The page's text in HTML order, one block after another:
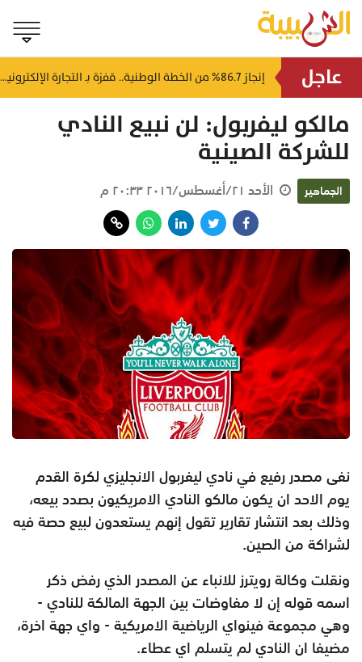
عاجل منذ ٤ ساعات إنجاز 86.7% من الخطة الوطنية.. قفزة بـ التجارة الإلكترونية في سلطنة عُمان
مالكو ليفربول: لن نبيع النادي
للشركة الصينية
الجماهير الأحد ٢١/أغسطس/٢٠١٦ ٢٠:٣٣ م
نفى مصدر رفيع في نادي ليفربول الانجليزي لكرة القدم
يوم الاحد ان يكون مالكو النادي الامريكيون بصدد بيعه،
وذلك بعد انتشار تقارير تقول إنهم يستعدون لبيع حصة فيه
لشراكة من الصين.
ونقلت وكالة رويترز للانباء عن المصدر الذي رفض ذكر
اسمه قوله إن لا مفاوضات بين الجهة المالكة للنادي -
وهي مجموعة فينواي الرياضية الامريكية - واي جهة اخرة،
مضيفا ان النادي لم يتسلم اي عطاء.